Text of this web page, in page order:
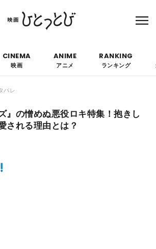
て優遇されることはありません。
CINEMA
映画
ANIME
アニメ
RANKING
ランキング
バレ
』の憎めぬ悪役ロキ特集！抱きし
される理由とは？